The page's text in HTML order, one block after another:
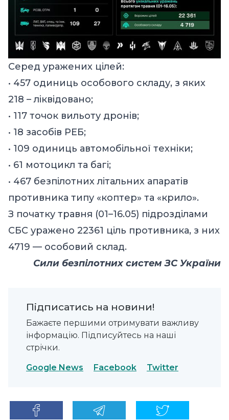
Серед уражених цілей:
• 457 одиниць особового складу, з яких
218 – ліквідовано;
• 117 точок вильоту дронів;
• 18 засобів РЕБ;
• 109 одиниць автомобільної техніки;
• 61 мотоцикл та багі;
• 467 безпілотних літальних апаратів
противника типу «коптер» та «крило».
З початку травня (01–16.05) підрозділами
СБС уражено 22361 ціль противника, з них
4719 — особовий склад.
Сили безпілотних систем ЗС України
Підписатись на новини!
Бажаєте першими отримувати важливу
інформацію. Підписуйтесь на наші
стрічки.
Google News Facebook Twitter